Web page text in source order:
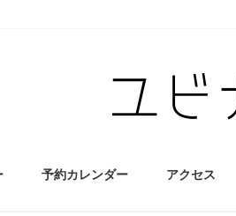
予約カレンダー アクセス